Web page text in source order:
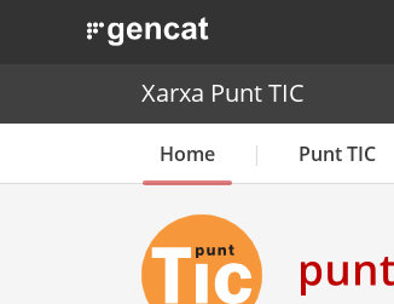
. Obre en una nova finestra.
Xarxa Punt TIC
Home Punt TIC